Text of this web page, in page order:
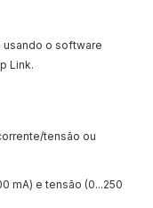
usando o software
Link.
tensão ou
mA) e tensão (0...250